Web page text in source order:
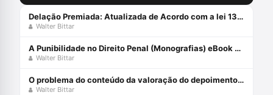
Delação Premiada: Atualizada de Acordo com a lei 13.964/2019 Capa comum 14 julho 2020
Walter Bittar
A Punibilidade no Direito Penal (Monografias) eBook Kindle
Walter Bittar
O problema do conteúdo da valoração do depoimento dos delatores diante do conceito de justa causa para o regular exercício da ação penal
Walter Bittar